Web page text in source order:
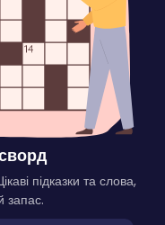
підказки та слова,
запас.